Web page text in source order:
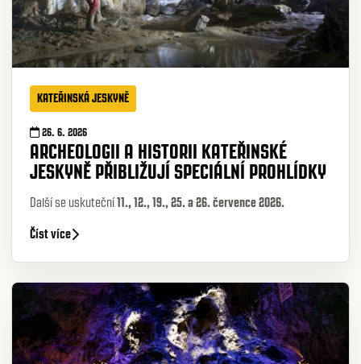
KATEŘINSKÁ JESKYNĚ
26. 6. 2026
ARCHEOLOGII A HISTORII KATEŘINSKÉ
JESKYNĚ PŘIBLIŽUJÍ SPECIÁLNÍ PROHLÍDKY
Další se uskuteční11., 12., 19., 25. a 26. července 2026.
Číst více